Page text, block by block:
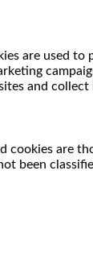
are used to
and
cookies are
been